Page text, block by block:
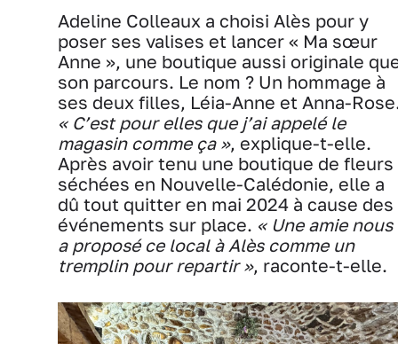
Adeline Colleaux a choisi Alès pour y
poser ses valises et lancer « Ma sœur
Anne », une boutique aussi originale
son parcours. Le nom ? Un hommage à
ses deux filles, Léia-Anne et Anna-
« C’est pour elles que j’ai appelé le
magasin comme ça », explique-t-elle.
Après avoir tenu une boutique de fleurs
séchées en Nouvelle-Calédonie, elle a
dû tout quitter en mai 2024 à cause des
événements sur place. « Une amie nous
a proposé ce local à Alès comme un
tremplin pour repartir », raconte-t-elle.